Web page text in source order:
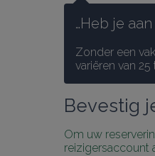
…Heb je
Zonder een
variëren van
Bevestig
Om uw
reizigersaccount